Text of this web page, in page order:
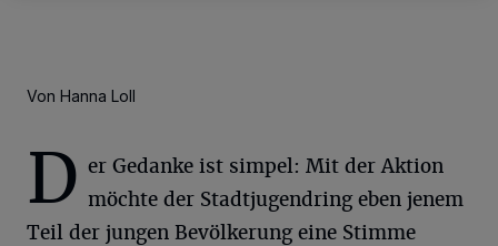
Von Hanna Loll
D er Gedanke ist simpel: Mit der Aktion
möchte der Stadtjugendring eben jenem
Teil der jungen Bevölkerung eine Stimme